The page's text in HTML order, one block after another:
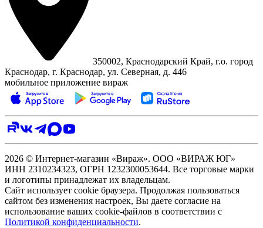
350002, Краснодарский Край, г.о. город
Краснодар, г. Краснодар, ул. Северная, д. 446
мобильное приложение вираж
2026 © Интернет-магазин «Вираж». ООО «ВИРАЖ ЮГ»
ИНН 2310234323, ОГРН 1232300053644. Все торговые марки
и логотипы принадлежат их владельцам.
Сайт использует cookie браузера. Продолжая пользоваться
сайтом без изменения настроек, Вы даете согласие на
использование ваших cookie-файлов в соответствии с
Политикой конфиденциальности.